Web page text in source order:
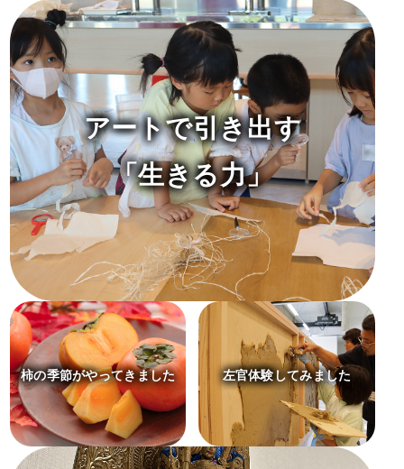
アートで引き出す
「生きる力」
柿の季節がやってきました 左官体験してみました